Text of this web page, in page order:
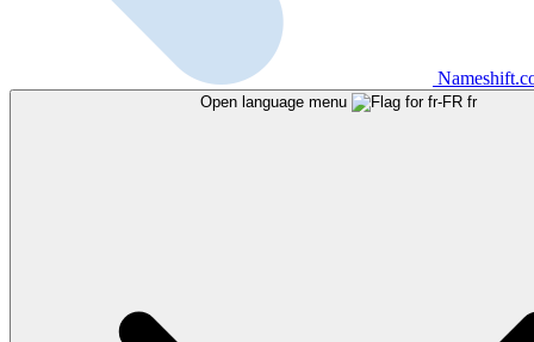
Open language menu fr